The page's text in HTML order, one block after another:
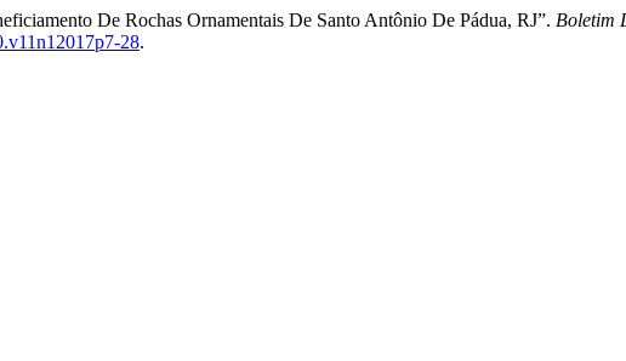
De Rochas Ornamentais De Santo Antônio De Pádua, RJ”. Boletim
28.